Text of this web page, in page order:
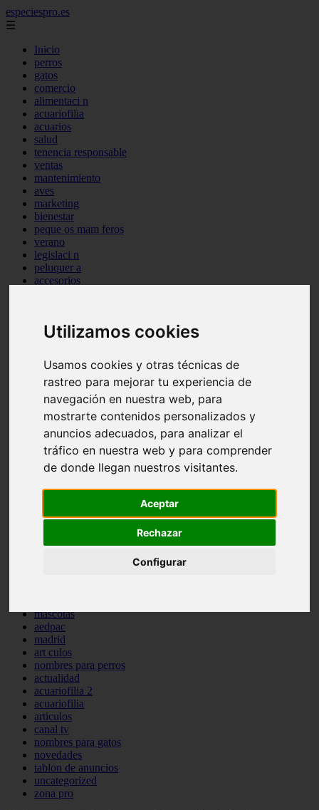
Utilizamos cookies
Usamos cookies y otras técnicas de
rastreo para mejorar tu experiencia de
navegación en nuestra web, para
mostrarte contenidos personalizados y
anuncios adecuados, para analizar el
tráfico en nuestra web y para comprender
de donde llegan nuestros visitantes.
Aceptar
Rechazar
Configurar
especiespro.es
☰
Inicio
perros
gatos
comercio
alimentaci n
acuariofilia
acuarios
salud
tenencia responsable
ventas
mantenimiento
aves
marketing
bienestar
peque os mam feros
verano
legislaci n
peluquer a
accesorios
comportamiento
abandono
adopci n
ferias
snacks
acuario
iberzoo propet
estanques
navidad
terapia asistida
mascotas
aedpac
madrid
art culos
nombres para perros
actualidad
acuariofilia 2
acuariofilia
articulos
canal tv
nombres para gatos
novedades
tablon de anuncios
uncategorized
zona pro